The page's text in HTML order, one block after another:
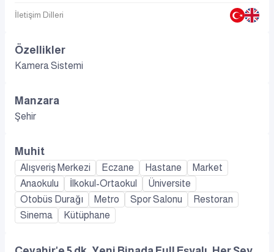
İletişim Dilleri
Özellikler
Kamera Sistemi
Manzara
Şehir
Muhit
Alışveriş Merkezi Eczane Hastane
Market
Anaokulu
İlkokul-Ortaokul
Üniversite
Otobüs Durağı
Metro Spor Salonu
Restoran
Sinema
Kütüphane